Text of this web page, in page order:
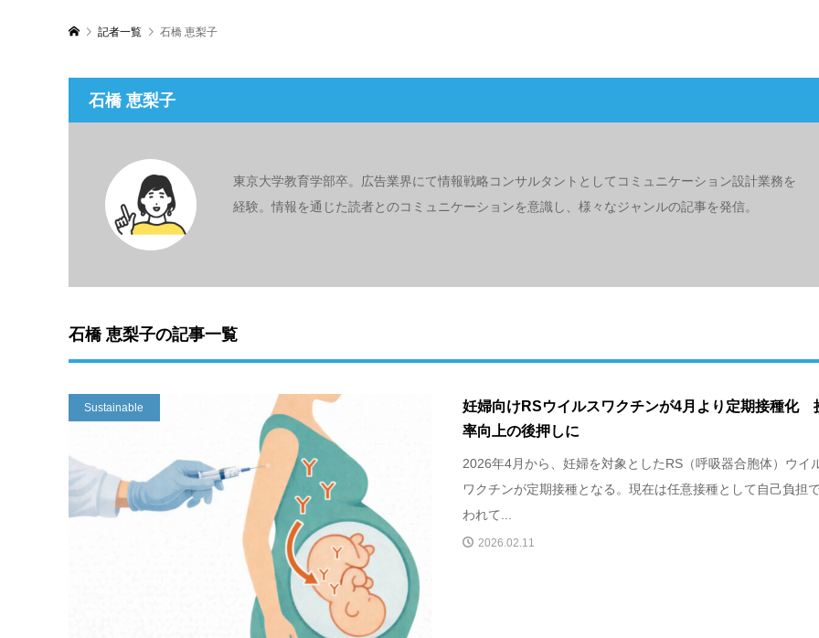
記者一覧 石橋 恵梨子
石橋 恵梨子
東京大学教育学部卒。広告業界にて情報戦略コンサルタントとしてコミュニケーション設計業務を
経験。情報を通じた読者とのコミュニケーションを意識し、様々なジャンルの記事を発信。
石橋 恵梨子の記事一覧
Sustainable
妊婦向けRSウイルスワクチンが4月より定期接種化
率向上の後押しに
2026年4月から、妊婦を対象としたRS（呼吸器合胞体）ウイ
ワクチンが定期接種となる。現在は任意接種として自己負担
われて...
2026.02.11